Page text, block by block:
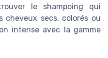
le shampoing qui
cheveux secs, colorés ou
intense avec la gamme